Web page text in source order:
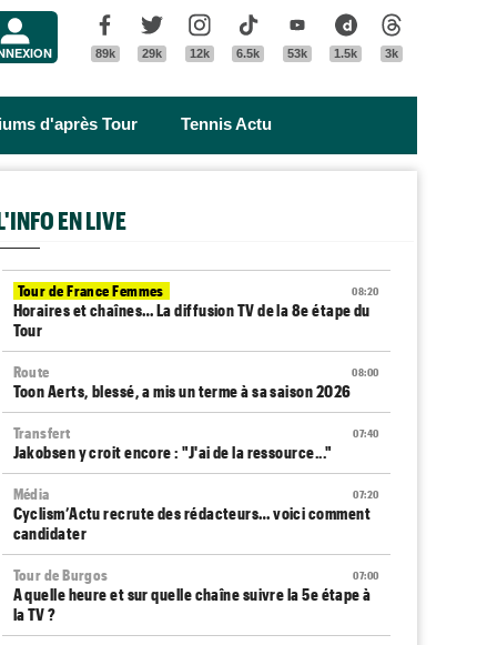
Facebook
89k
Twitter
29k
Instagram
12k
Tik Tok
6.5k
Youtube
53k
Dailymotion
1.5k 3k
d'après Tour Tennis Actu
EN LIVE
08:20
Tour de France Femmes
Horaires et chaînes… La diffusion TV de la 8e étape du
Tour
08:00
Route
Toon Aerts, blessé, a mis un terme à sa saison 2026
07:40
Transfert
Jakobsen y croit encore : "J'ai de la ressource..."
07:20
Média
Cyclism’Actu recrute des rédacteurs… voici comment
candidater
07:00
Tour de Burgos
A quelle heure et sur quelle chaîne suivre la 5e étape à
la TV ?